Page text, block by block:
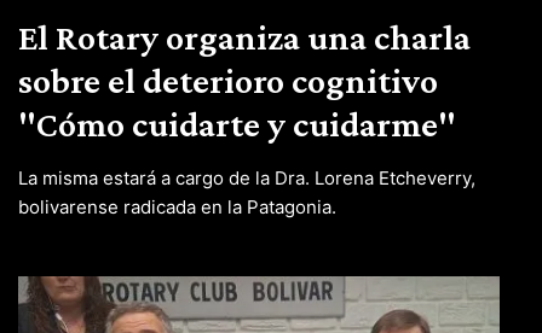
El Rotary organiza una charla
sobre el deterioro cognitivo
"Cómo cuidarte y cuidarme"
La misma estará a cargo de la Dra. Lorena Etcheverry,
bolivarense radicada en la Patagonia.